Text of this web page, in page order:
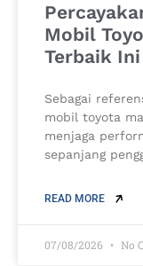
Mobil
Terbaik Ini
Sebagai
mobil toyota
menjaga
sepanjang
READ MORE
07/08/2026 No